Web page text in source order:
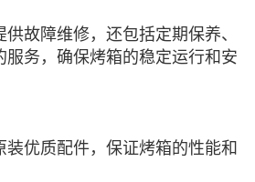
故障维修，还包括定期保养、
服务，确保烤箱的稳定运行和安
优质配件，保证烤箱的性能和